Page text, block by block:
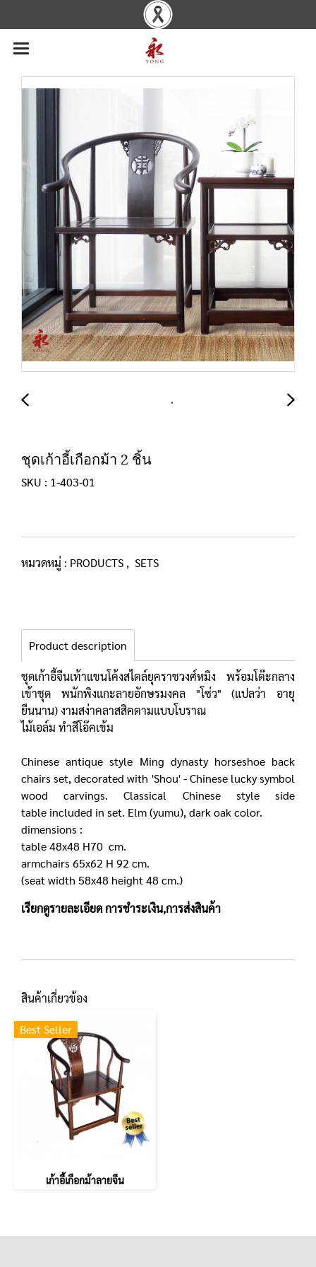
ชุดเก้าอี้เกือกม้า 2 ชิ้น
SKU : 1-403-01
หมวดหมู่ : PRODUCTS , SETS
Product description
ชุดเก้าอี้จีนเท้าแขนโค้งสไตล์ยุคราชวงศ์หมิง พร้อมโต๊ะกลาง
เข้าชุด พนักพิงแกะลายอักษรมงคล "โซ่ว" (แปลว่า อายุ
ยืนนาน) งามสง่าคลาสสิคตามแบบโบราณ
ไม้เอล์ม ทำสีโอ๊คเข้ม
Chinese antique style Ming dynasty horseshoe back
chairs set, decorated with 'Shou' - Chinese lucky symbol
wood carvings. Classical Chinese style side
table included in set. Elm (yumu), dark oak color.
dimensions :
table 48x48 H70 cm.
armchairs 65x62 H 92 cm.
(seat width 58x48 height 48 cm.)
เรียกดูรายละเอียดการชำระเงิน,การส่งสินค้า
สินค้าเกี่ยวข้อง
Best Seller
เก้าอี้เกือกม้าลายจีน